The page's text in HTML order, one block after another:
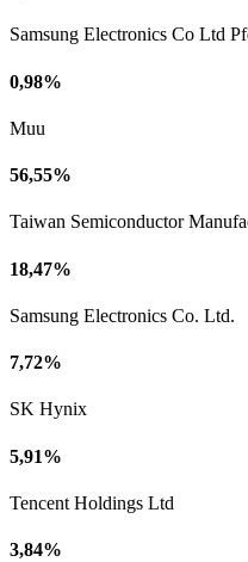
Samsung Electronics Co Ltd
0,98%
Muu
56,55%
Taiwan Semiconductor
18,47%
Samsung Electronics Co. Ltd.
7,72%
SK Hynix
5,91%
Tencent Holdings Ltd
3,84%